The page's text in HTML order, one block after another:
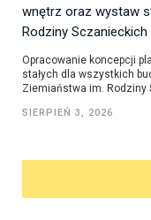
wnętrz oraz wystaw
Rodziny
Opracowanie koncepcji
stałych dla wszystkich
Ziemiaństwa im. Rodziny
SIERPIEŃ 3, 2026